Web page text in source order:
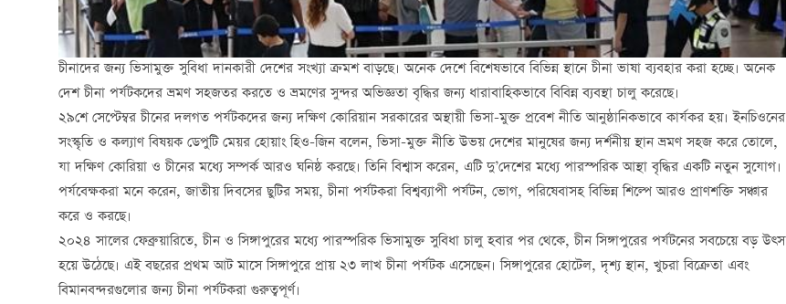
চীনাদের জন্য ভিসামুক্ত সুবিধা দানকারী দেশের সংখ্যা ক্রমশ বাড়ছে। অনেক দেশে বিশেষভাবে বিভিন্ন স্থানে চীনা ভাষা ব্যবহার করা হচ্ছে। অনেক
দেশ চীনা পর্যটকদের ভ্রমণ সহজতর করতে ও ভ্রমণের সুন্দর অভিজ্ঞতা বৃদ্ধির জন্য ধারাবাহিকভাবে বিবিন্ন ব্যবস্থা চালু করেছে।
২৯শে সেপ্টেম্বর চীনের দলগত পর্যটকদের জন্য দক্ষিণ কোরিয়ান সরকারের অস্থায়ী ভিসা-মুক্ত প্রবেশ নীতি আনুষ্ঠানিকভাবে কার্যকর হয়। ইনচিওনের
সংস্কৃতি ও কল্যাণ বিষয়ক ডেপুটি মেয়র হোয়াং হিও-জিন বলেন, ভিসা-মুক্ত নীতি উভয় দেশের মানুষের জন্য দর্শনীয় স্থান ভ্রমণ সহজ করে তোলে,
যা দক্ষিণ কোরিয়া ও চীনের মধ্যে সম্পর্ক আরও ঘনিষ্ঠ করছে। তিনি বিশ্বাস করেন, এটি দু’দেশের মধ্যে পারস্পরিক আস্থা বৃদ্ধির একটি নতুন সুযোগ।
পর্যবেক্ষকরা মনে করেন, জাতীয় দিবসের ছুটির সময়, চীনা পর্যটকরা বিশ্বব্যাপী পর্যটন, ভোগ, পরিষেবাসহ বিভিন্ন শিল্পে আরও প্রাণশক্তি সঞ্চার
করে ও করছে।
২০২৪ সালের ফেব্রুয়ারিতে, চীন ও সিঙ্গাপুরের মধ্যে পারস্পরিক ভিসামুক্ত সুবিধা চালু হবার পর থেকে, চীন সিঙ্গাপুরের পর্যটনের সবচেয়ে বড় উত্স
হয়ে উঠেছে। এই বছরের প্রথম আট মাসে সিঙ্গাপুরে প্রায় ২৩ লাখ চীনা পর্যটক এসেছেন। সিঙ্গাপুরের হোটেল, দৃশ্য স্থান, খুচরা বিক্রেতা এবং
বিমানবন্দরগুলোর জন্য চীনা পর্যটকরা গুরুত্বপূর্ণ।